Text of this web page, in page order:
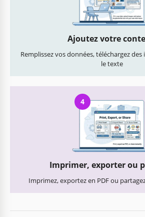
Ajoutez votre
Remplissez vos données, téléchargez
le texte
4
Imprimer, exporter ou
Imprimez, exportez en PDF ou